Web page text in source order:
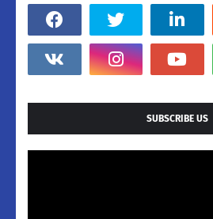
SUBSCRIBE US